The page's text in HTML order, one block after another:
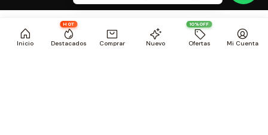
Inicio
HOT
Destacados Comprar Nuevo
10%OFF
Ofertas Mi Cuenta